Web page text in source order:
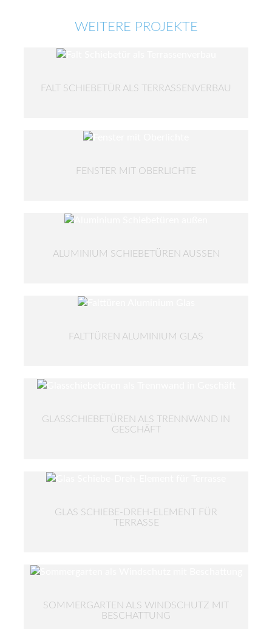
WEITERE PROJEKTE
FALT SCHIEBETÜR ALS TERRASSENVERBAU
FENSTER MIT OBERLICHTE
ALUMINIUM SCHIEBETÜREN AUSSEN
FALTTÜREN ALUMINIUM GLAS
GLASSCHIEBETÜREN ALS TRENNWAND IN
GESCHÄFT
GLAS SCHIEBE-DREH-ELEMENT FÜR
TERRASSE
SOMMERGARTEN ALS WINDSCHUTZ MIT
BESCHATTUNG